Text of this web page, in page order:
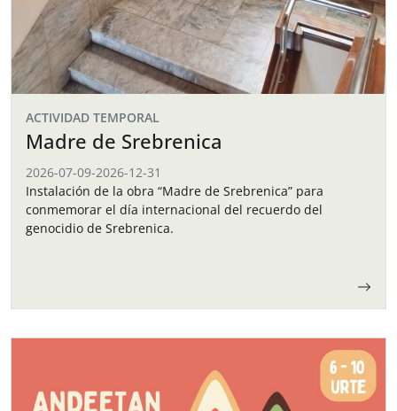
ACTIVIDAD TEMPORAL
Madre de Srebrenica
2026-07-09-2026-12-31
Instalación de la obra “Madre de Srebrenica” para
conmemorar el día internacional del recuerdo del
genocidio de Srebrenica.